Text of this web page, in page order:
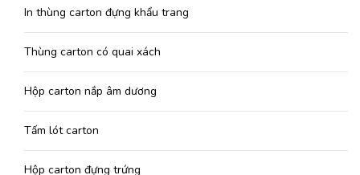
In thùng carton đựng khẩu trang
Thùng carton có quai xách
Hộp carton nắp âm dương
Tấm lót carton
Hộp carton đựng trứng